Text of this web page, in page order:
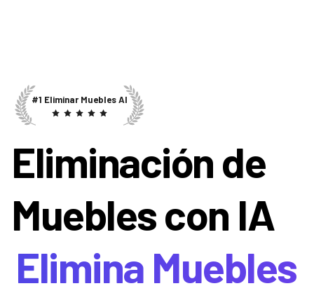
#1 Eliminar Muebles AI
Eliminación de
Muebles con IA
Elimina Muebles